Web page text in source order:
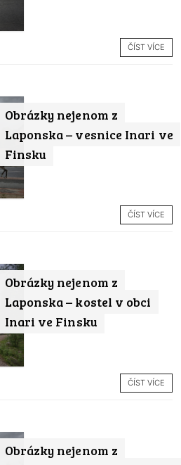
ČÍST VÍCE
Obrázky nejenom z
Laponska – vesnice Inari ve
Finsku
ČÍST VÍCE
Obrázky nejenom z
Laponska – kostel v obci
Inari ve Finsku
ČÍST VÍCE
Obrázky nejenom z